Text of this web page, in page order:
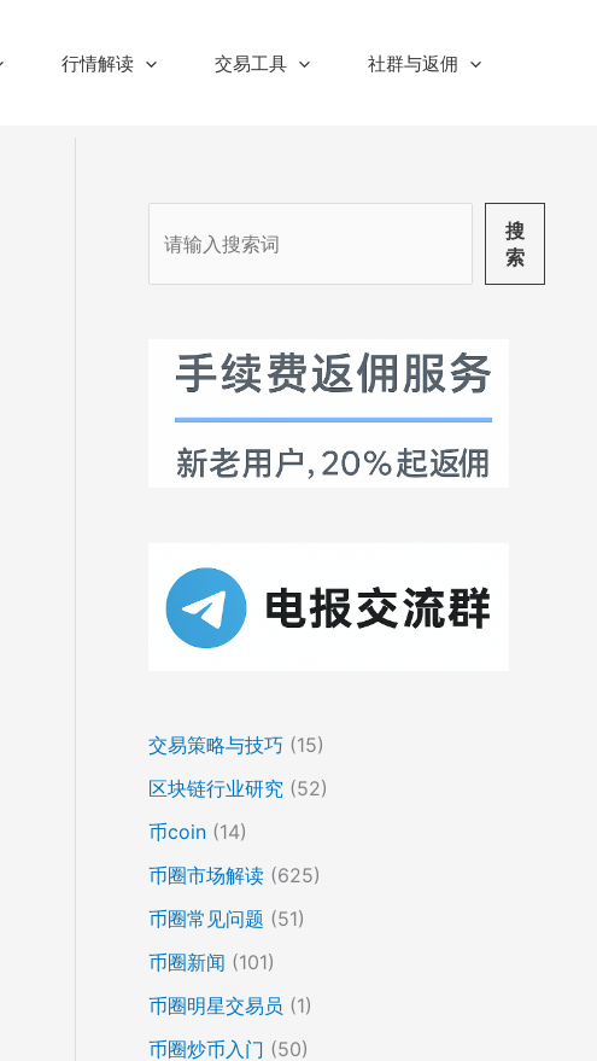
行情解读 交易工具 社群与返佣
搜
索
交易策略与技巧 (15)
区块链行业研究 (52)
币coin (14)
币圈市场解读 (625)
币圈常见问题 (51)
币圈新闻 (101)
币圈明星交易员 (1)
币圈炒币入门 (50)